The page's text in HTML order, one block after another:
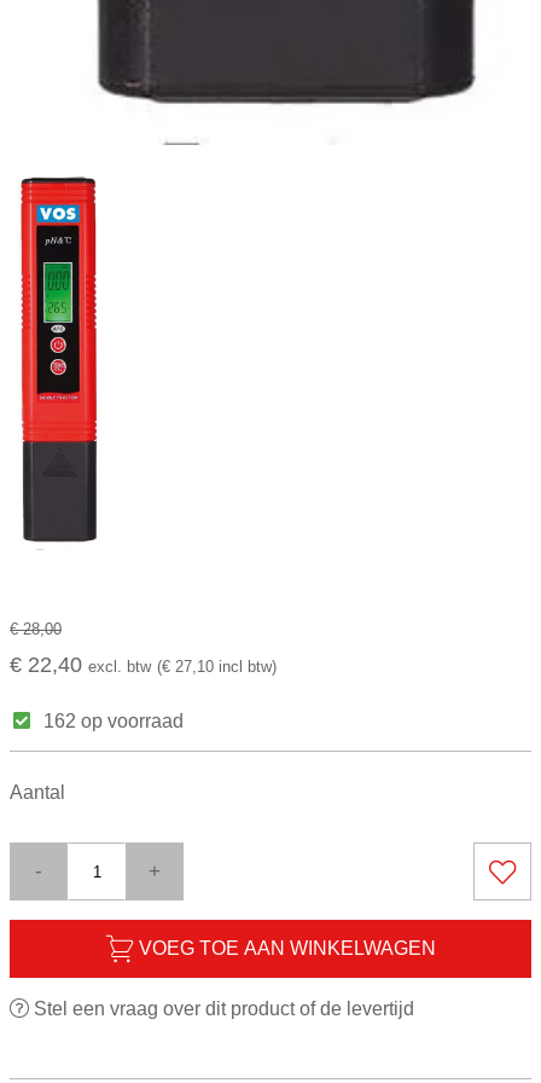
€ 28,00
€ 22,40 excl. btw (€ 27,10 incl btw)
162 op voorraad
Aantal
- +
VOEG TOE AAN WINKELWAGEN
Stel een vraag over dit product of de levertijd